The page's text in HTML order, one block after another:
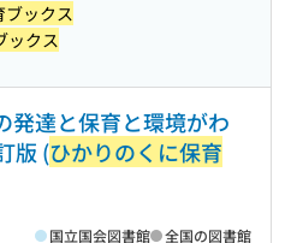
ブックス
ックス
発達と保育と環境がわ
版 (ひかりのくに保育
国立国会図書館 全国の図書館